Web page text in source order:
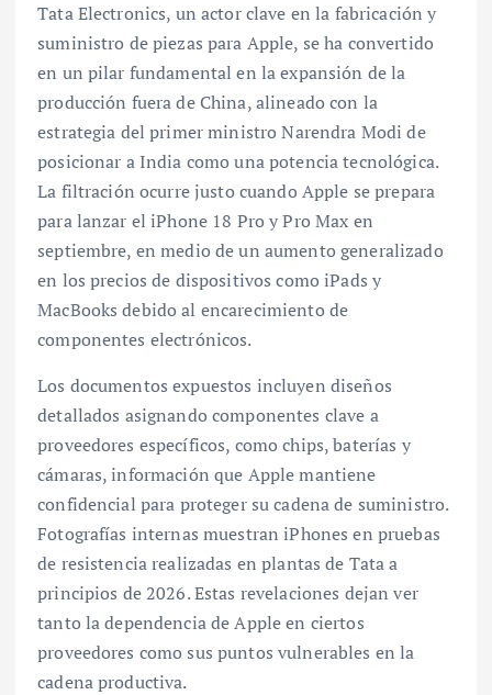
Tata Electronics, un actor clave en la fabricación y
suministro de piezas para Apple, se ha convertido
en un pilar fundamental en la expansión de la
producción fuera de China, alineado con la
estrategia del primer ministro Narendra Modi de
posicionar a India como una potencia tecnológica.
La filtración ocurre justo cuando Apple se prepara
para lanzar el iPhone 18 Pro y Pro Max en
septiembre, en medio de un aumento generalizado
en los precios de dispositivos como iPads y
MacBooks debido al encarecimiento de
componentes electrónicos.
Los documentos expuestos incluyen diseños
detallados asignando componentes clave a
proveedores específicos, como chips, baterías y
cámaras, información que Apple mantiene
confidencial para proteger su cadena de suministro.
Fotografías internas muestran iPhones en pruebas
de resistencia realizadas en plantas de Tata a
principios de 2026. Estas revelaciones dejan ver
tanto la dependencia de Apple en ciertos
proveedores como sus puntos vulnerables en la
cadena productiva.